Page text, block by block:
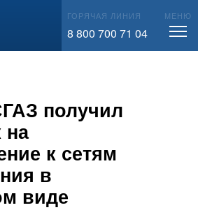
ГОРЯЧАЯ ЛИНИЯ
8 800 700 71 04
МЕНЮ
получил
на
к сетям
в
виде